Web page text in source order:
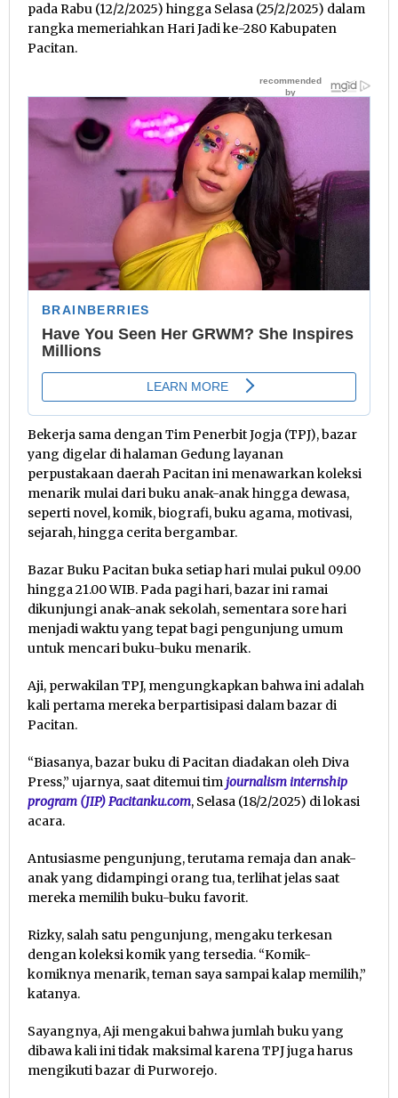
pada Rabu (12/2/2025) hingga Selasa (25/2/2025) dalam
rangka memeriahkan Hari Jadi ke-280 Kabupaten
Pacitan.
Bekerja sama dengan Tim Penerbit Jogja (TPJ), bazar
yang digelar di halaman Gedung layanan
perpustakaan daerah Pacitan ini menawarkan koleksi
menarik mulai dari buku anak-anak hingga dewasa,
seperti novel, komik, biografi, buku agama, motivasi,
sejarah, hingga cerita bergambar.
Bazar Buku Pacitan buka setiap hari mulai pukul 09.00
hingga 21.00 WIB. Pada pagi hari, bazar ini ramai
dikunjungi anak-anak sekolah, sementara sore hari
menjadi waktu yang tepat bagi pengunjung umum
untuk mencari buku-buku menarik.
Aji, perwakilan TPJ, mengungkapkan bahwa ini adalah
kali pertama mereka berpartisipasi dalam bazar di
Pacitan.
“Biasanya, bazar buku di Pacitan diadakan oleh Diva
Press,” ujarnya, saat ditemui tim journalism internship
program (JIP) Pacitanku.com, Selasa (18/2/2025) di lokasi
acara.
Antusiasme pengunjung, terutama remaja dan anak-
anak yang didampingi orang tua, terlihat jelas saat
mereka memilih buku-buku favorit.
Rizky, salah satu pengunjung, mengaku terkesan
dengan koleksi komik yang tersedia. “Komik-
komiknya menarik, teman saya sampai kalap memilih,”
katanya.
Sayangnya, Aji mengakui bahwa jumlah buku yang
dibawa kali ini tidak maksimal karena TPJ juga harus
mengikuti bazar di Purworejo.